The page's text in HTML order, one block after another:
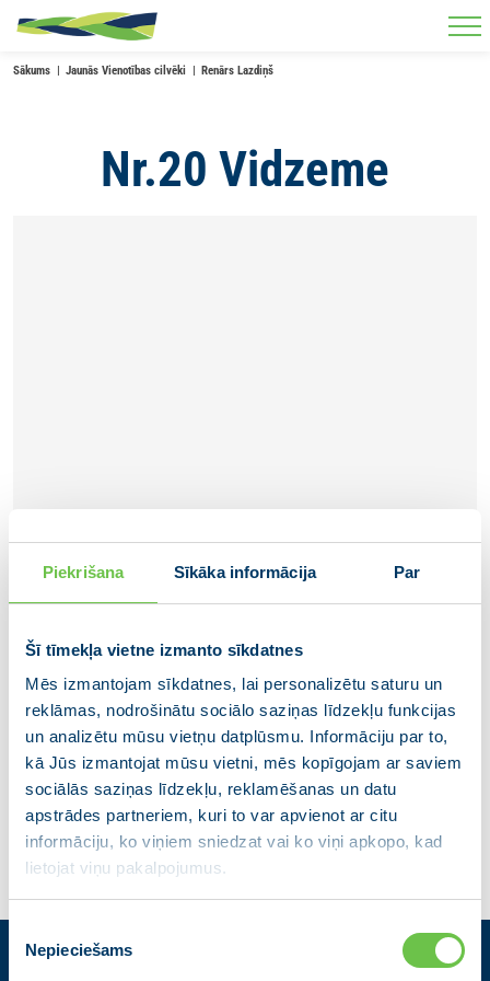
Piekrišana Sīkāka informācija Par
Šī tīmekļa vietne izmanto sīkdatnes
Mēs izmantojam sīkdatnes, lai personalizētu saturu un
reklāmas, nodrošinātu sociālo saziņas līdzekļu funkcijas
un analizētu mūsu vietņu datplūsmu. Informāciju par to,
kā Jūs izmantojat mūsu vietni, mēs kopīgojam ar saviem
sociālās saziņas līdzekļu, reklamēšanas un datu
apstrādes partneriem, kuri to var apvienot ar citu
informāciju, ko viņiem sniedzat vai ko viņi apkopo, kad
lietojat viņu pakalpojumus.
izvēle
Nepieciešams
Skip to main content
Sākums Jaunās Vienotības cilvēki Renārs Lazdiņš
Nr.20 Vidzeme
Renārs Lazdiņš
Vienotības jaunatnes organizācijas valdes
loceklis